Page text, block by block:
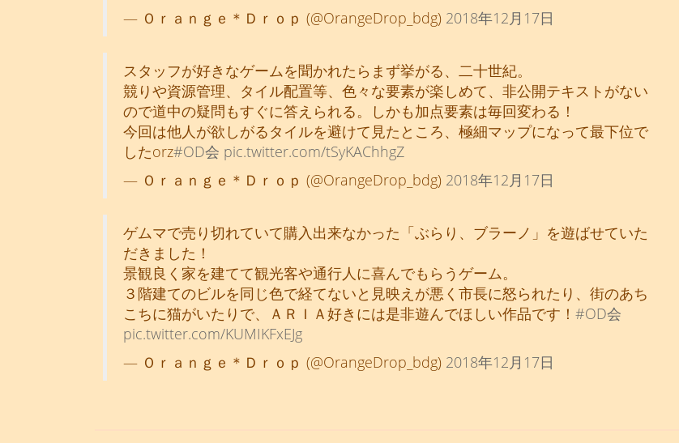
— Ｏｒａｎｇｅ＊Ｄｒｏｐ (@OrangeDrop_bdg) 2018年12月17日
スタッフが好きなゲームを聞かれたらまず挙がる、二十世紀。
競りや資源管理、タイル配置等、色々な要素が楽しめて、非公開テキストがない
ので道中の疑問もすぐに答えられる。しかも加点要素は毎回変わる！
今回は他人が欲しがるタイルを避けて見たところ、極細マップになって最下位で
したorz#OD会 pic.twitter.com/tSyKAChhgZ
— Ｏｒａｎｇｅ＊Ｄｒｏｐ (@OrangeDrop_bdg) 2018年12月17日
ゲムマで売り切れていて購入出来なかった「ぶらり、ブラーノ」を遊ばせていた
だきました！
景観良く家を建てて観光客や通行人に喜んでもらうゲーム。
３階建てのビルを同じ色で経てないと見映えが悪く市長に怒られたり、街のあち
こちに猫がいたりで、ＡＲＩＡ好きには是非遊んでほしい作品です！ #OD会
pic.twitter.com/KUMIKFxEJg
— Ｏｒａｎｇｅ＊Ｄｒｏｐ (@OrangeDrop_bdg) 2018年12月17日